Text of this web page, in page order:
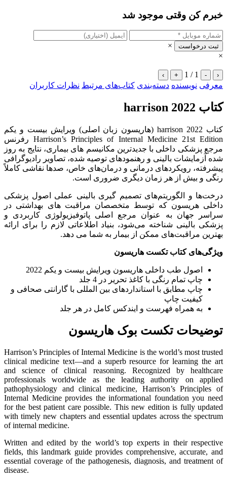
خبرم کن وقتی موجود شد
ثبت درخواست
×
×
‹
-
1 / 1
+
›
معرفی نویسنده دسته‌بندی کتاب‌های مرتبط نظرات کاربران
کتاب harrison 2022
کتاب harrison 2022 (هاریسون زبان اصلی) ویرایش بیست و یکم
Harrison’s Principles of Internal Medicine 21st Edition رفرنس
مرجع پزشکی داخلی با جدیدترین مکانیسم های بیماری، نتایج به روز
شده آزمایشات بالینی و رهنمودهای توصیه شده، تصاویر رادیوگرافی
پیشرفته، رویکردهای درمانی و درمان‌های خاص، صدها نقاشی کاملاً
رنگی و بیش از هر زمان دیگری ضروری است.
درخت‌ها و الگوریتم‌های تصمیم گیری بالینی عملی اصول پزشکی
داخلی هریسون که توسط متخصصان مراقبت های بهداشتی در
سراسر جهان به عنوان مرجع اصلی پاتوفیزیولوژی کاربردی و
پزشکی بالینی شناخته می‌شود، بنیاد اطلاعاتی لازم را برای ارائه
بهترین مراقبت‌های ممکن از بیمار به شما می دهد.
ویژگی‌های کتاب تکست هاریسون
اصول طب داخلی هاریسون ویرایش بیست و یکم 2022
چاپ تمام رنگی با کاغذ تحریر در 4 جلد
چاپ مطابق با استانداردهای بین المللی با گارانتی صحافی و
کیفیت چاپ
به همراه فهرست و ایندکس کامل در هر جلد
توضیحات تکست بوک هاریسون
Harrison’s Principles of Internal Medicine is the world’s most trusted
clinical medicine text―and a superb resource for learning the art
and science of clinical reasoning. Recognized by healthcare
professionals worldwide as the leading authority on applied
pathophysiology and clinical medicine, Harrison’s Principles of
Internal Medicine provides the informational foundation you need
for the best patient care possible. This new edition is fully updated
with timely new chapters and essential updates across the spectrum
of internal medicine.
Written and edited by the world’s top experts in their respective
fields, this landmark guide provides comprehensive, accurate, and
essential coverage of the pathogenesis, diagnosis, and treatment of
disease.